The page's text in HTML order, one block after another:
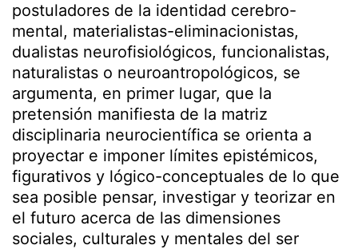
postuladores de la identidad cerebro-
mental, materialistas-eliminacionistas,
dualistas neurofisiológicos, funcionalistas,
naturalistas o neuroantropológicos, se
argumenta, en primer lugar, que la
pretensión manifiesta de la matriz
disciplinaria neurocientífica se orienta a
proyectar e imponer límites epistémicos,
figurativos y lógico-conceptuales de lo que
sea posible pensar, investigar y teorizar en
el futuro acerca de las dimensiones
sociales, culturales y mentales del ser